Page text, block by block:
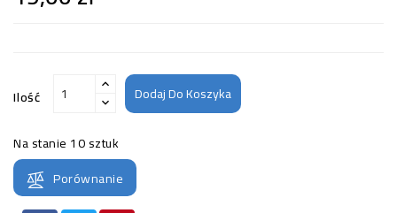
Ilość Dodaj Do Koszyka
Na stanie 10 sztuk
Porównanie